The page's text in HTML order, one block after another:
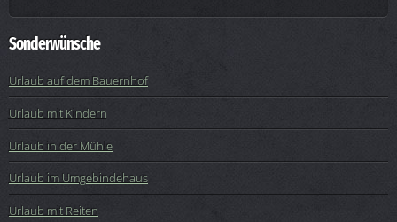
Sonderwünsche
Urlaub auf dem Bauernhof
Urlaub mit Kindern
Urlaub in der Mühle
Urlaub im Umgebindehaus
Urlaub mit Reiten